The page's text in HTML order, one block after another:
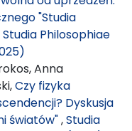
"Studia
Studia Philosophiae
Anna
Czy fizyka
Dyskusja
światów",Studia